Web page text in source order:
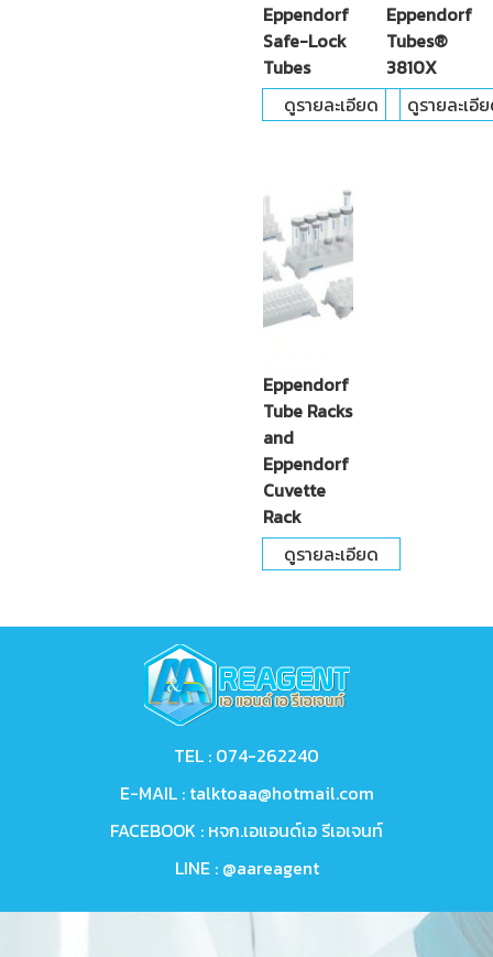
Eppendorf
Safe-Lock
Tubes
ดูรายละเอียด
Eppendorf
Tubes®
3810X
ดูรายละเอี
Eppendorf
Tube Racks
and
Eppendorf
Cuvette
Rack
ดูรายละเอียด
TEL : 074-262240
E-MAIL : talktoaa@hotmail.com
FACEBOOK : หจก.เอแอนด์เอ รีเอเจนท์
LINE : @aareagent